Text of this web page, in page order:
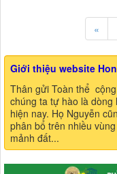
«
Giới thiệu website
Thân gửi Toàn thể
chúng ta tự hào là dòng
hiện nay. Họ Nguyễn
phân bổ trên nhiều
mảnh đất...